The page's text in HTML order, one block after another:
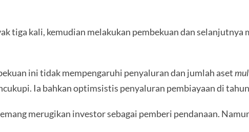
tiga kali, kemudian melakukan pembekuan dan selanjutnya
ini tidak mempengaruhi penyaluran dan jumlah aset
Ia bahkan optimsistis penyaluran pembiayaan di
merugikan investor sebagai pemberi pendanaan.